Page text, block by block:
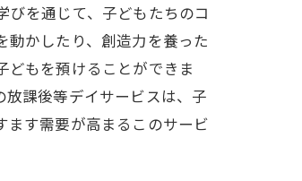
を通じて、子どもたちのコ
かしたり、創造力を養った
もを預けることができま
課後等デイサービスは、子
す需要が高まるこのサービ